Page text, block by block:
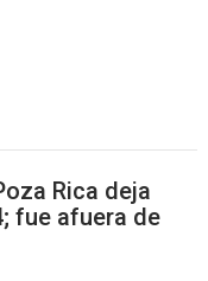
Rica deja
fue afuera de